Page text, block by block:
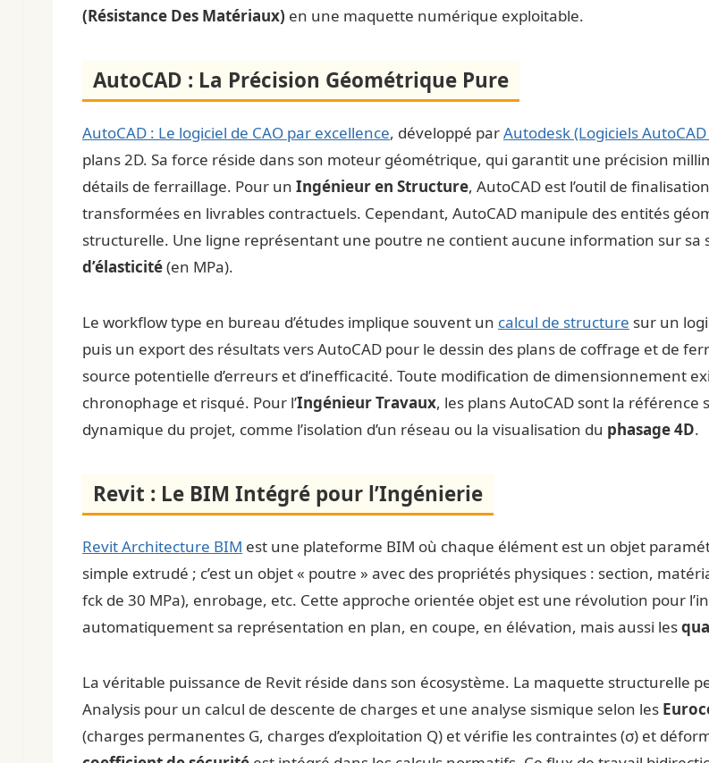
(Résistance Des Matériaux) en une maquette numérique exploitable.
AutoCAD : La Précision Géométrique Pure
AutoCAD : Le logiciel de CAO par excellence, développé parAutodesk (Logiciels
plans 2D. Sa force réside dans son moteur géométrique, qui garantit une précision
détails de ferraillage. Pour un Ingénieur en Structure, AutoCAD est l’outil de
transformées en livrables contractuels. Cependant, AutoCAD manipule des entités
structurelle. Une ligne représentant une poutre ne contient aucune information sur sa
d’élasticité(en MPa).
Le workflow type en bureau d’études implique souvent un calcul de structure sur un
puis un export des résultats vers AutoCAD pour le dessin des plans de coffrage et de
source potentielle d’erreurs et d’inefficacité. Toute modification de dimensionnement
chronophage et risqué. Pour l’Ingénieur Travaux, les plans AutoCAD sont la
dynamique du projet, comme l’isolation d’un réseau ou la visualisation du phasage 4D.
Revit : Le BIM Intégré pour l’Ingénierie
Revit Architecture BIM est une plateforme BIM où chaque élément est un objet
simple extrudé ; c’est un objet « poutre » avec des propriétés physiques : section,
fck de 30 MPa), enrobage, etc. Cette approche orientée objet est une révolution pour
automatiquement sa représentation en plan, en coupe, en élévation, mais aussi les
La véritable puissance de Revit réside dans son écosystème. La maquette structurelle
Analysis pour un calcul de descente de charges et une analyse sismique selon les
(charges permanentes G, charges d’exploitation Q) et vérifie les contraintes (σ) et